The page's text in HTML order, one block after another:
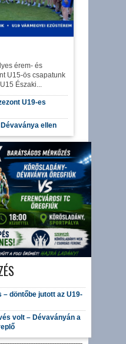
érem- és
U15-ös csapatunk
Északi...
U19-es
ellen
döntőbe jutott az U19-
volt – Dévaványán a